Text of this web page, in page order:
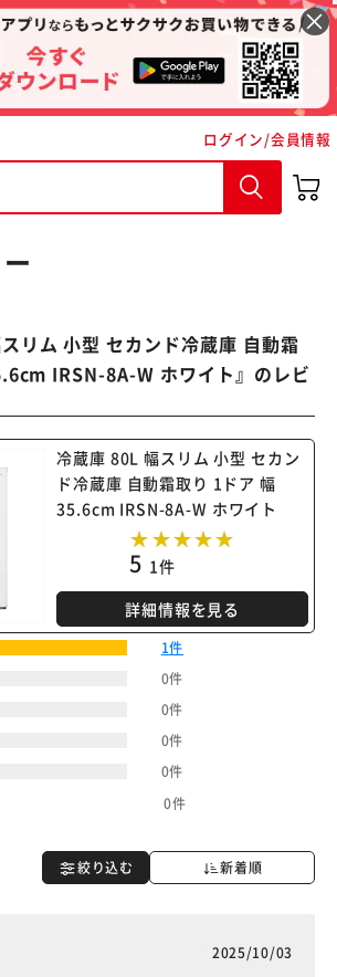
ログイン/会員情報
リム 小型 セカンド冷蔵庫 自動霜
IRSN-8A-W ホワイト』のレビ
冷蔵庫 80L 幅スリム 小型 セカン
ド冷蔵庫 自動霜取り 1ドア 幅
35.6cm IRSN-8A-W ホワイト
5 1件
詳細情報を見る
1件
0件
0件
0件
0件
0件
絞り込む 新着順
2025/10/03
さい
れる 購入手続きへ